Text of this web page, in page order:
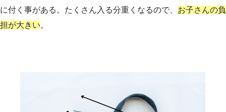
に付く事がある。たくさん入る分重くなるので、 お子さんの負
担が大きい。